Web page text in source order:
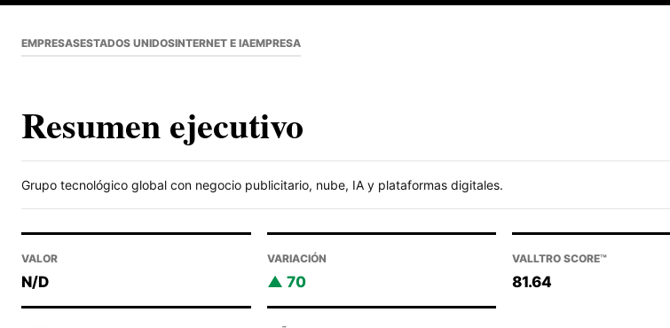
EMPRESASESTADOS UNIDOSINTERNET E IAEMPRESA
Resumen ejecutivo
Grupo tecnológico global con negocio publicitario, nube, IA y plataformas digitales.
VALOR
N/D
VARIACIÓN
70
VALLTRO SCORE™
81.64